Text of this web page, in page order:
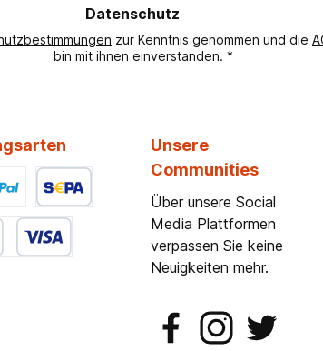
Datenschutz
zur Kenntnis genommen und die
bin mit ihnen einverstanden. *
Bild 1
Benutzerdefiniertes Bild 2
Unsere
Communities
Über unsere Social
Media Plattformen
verpassen Sie keine
Neuigkeiten mehr.
FacebookInstagramTwitter